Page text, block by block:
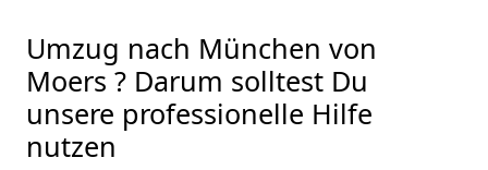
Umzug nach München von
Moers ? Darum solltest Du
unsere professionelle Hilfe
nutzen